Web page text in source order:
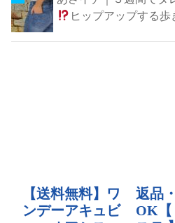
ヒップアップする歩